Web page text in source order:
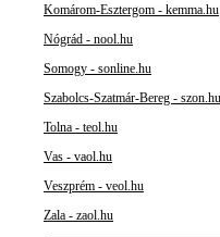
Komárom-Esztergom - kemma.hu
Nógrád - nool.hu
Somogy - sonline.hu
Szabolcs-Szatmár-Bereg - szon.hu
Tolna - teol.hu
Vas - vaol.hu
Veszprém - veol.hu
Zala - zaol.hu